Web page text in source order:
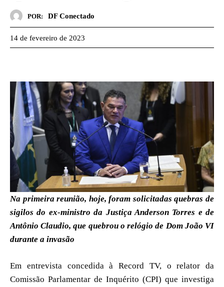
POR: DF Conectado
14 de fevereiro de 2023
Na primeira reunião, hoje, foram solicitadas quebras de
sigilos do ex-ministro da Justiça Anderson Torres e de
Antônio Claudio, que quebrou o relógio de Dom João VI
durante a invasão
Em entrevista concedida à Record TV, o relator da
Comissão Parlamentar de Inquérito (CPI) que investiga